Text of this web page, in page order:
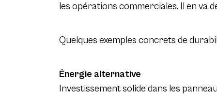
les opérations commerciales. Il en va
Quelques exemples concrets de
Énergie alternative
Investissement solide dans les